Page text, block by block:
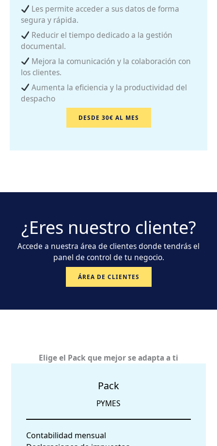
Les permite acceder a sus datos de forma
segura y rápida.
Reducir el tiempo dedicado a la gestión
documental.
Mejora la comunicación y la colaboración con
los clientes.
Aumenta la eficiencia y la productividad del
despacho
DESDE 30€ AL MES
¿Eres nuestro cliente?
Accede a nuestra área de clientes donde tendrás el
panel de control de tu negocio.
ÁREA DE CLIENTES
Elige el Pack que mejor se adapta a ti
Pack
PYMES
Contabilidad mensual